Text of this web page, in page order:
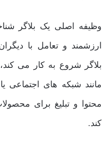
وظیفه اصلی یک بلاگر
ارزشمند و تعامل با
بلاگر شروع به کار می
مانند شبکه ‌های اجتماعی
محتوا و تبلیغ برای
کند.